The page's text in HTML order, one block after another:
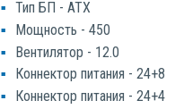
Тип БП - ATX
Мощность - 450
Вентилятор - 12.0
Коннектор питания - 24+8
Коннектор питания - 24+4